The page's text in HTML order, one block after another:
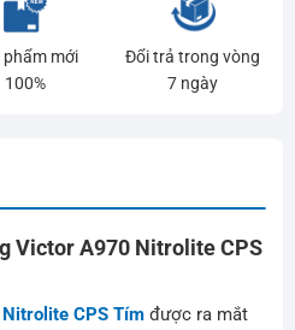
phẩm mới
100%
Đổi trả trong vòng
7 ngày
Victor A970 Nitrolite CPS
CPS Tímđược ra mắt